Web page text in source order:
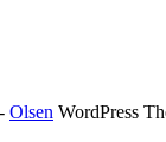
- Olsen WordPress